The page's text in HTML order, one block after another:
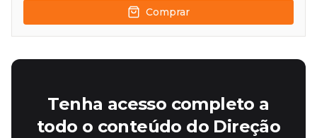
Comprar
Tenha acesso completo a
todo o conteúdo do Direção